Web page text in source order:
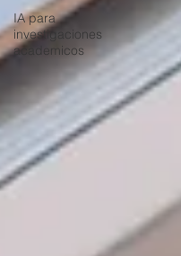
IA para
investigaciones
academicos